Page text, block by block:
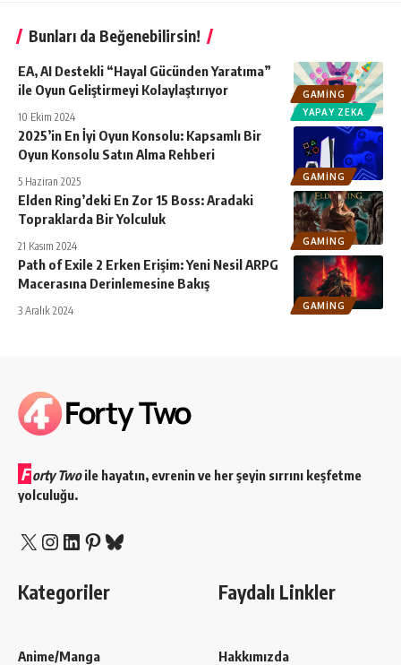
Bunları da Beğenebilirsin!
GAMING
YAPAY ZEKA
EA, AI Destekli “Hayal Gücünden Yaratıma”
ile Oyun Geliştirmeyi Kolaylaştırıyor
10 Ekim 2024
GAMING
2025’in En İyi Oyun Konsolu: Kapsamlı Bir
Oyun Konsolu Satın Alma Rehberi
5 Haziran 2025
GAMING
Elden Ring’deki En Zor 15 Boss: Aradaki
Topraklarda Bir Yolculuk
21 Kasım 2024
GAMING
Path of Exile 2 Erken Erişim: Yeni Nesil ARPG
Macerasına Derinlemesine Bakış
3 Aralık 2024
F orty Twoile hayatın, evrenin ve her şeyin sırrını keşfetme
yolculuğu.
X Instagram
LinkedIn
Pinterest
Bluesky
Kategoriler
Anime/Manga
Faydalı Linkler
Hakkımızda